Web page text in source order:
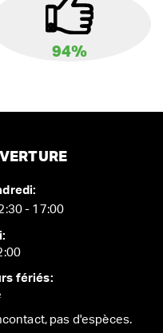
94%
- 17:00
fériés:
pas d'espèces.